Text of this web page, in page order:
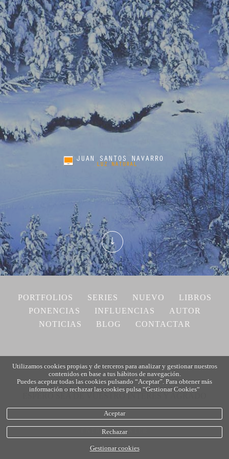
INICIO
JUAN SANTOS
NAVARRO
LUZ
NATURAL
PORTFOLIOS SERIES NUEVO
LIBROS
PONENCIAS
INFLUENCIAS
AUTOR
NOTICIAS
BLOG CONTACTAR
BIENVENIDOS A MI WEB PERSONAL
ESPERO SEA DE VUESTRO INTERÉS Y AGRADO
ENTRAR ENTER
política de cookies
Utilizamos cookies propias y de terceros para analizar y gestionar nuestros
contenidos en base a tus hábitos de navegación.
Puedes aceptar todas las cookies pulsando “Aceptar”. Para obtener más
información o rechazar las cookies pulsa “Gestionar Cookies“
Aceptar
Rechazar
Gestionar cookies